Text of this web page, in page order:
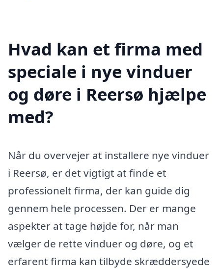
Hvad kan et firma med
speciale i nye vinduer
og døre i Reersø hjælpe
med?
Når du overvejer at installere nye vinduer
i Reersø, er det vigtigt at finde et
professionelt firma, der kan guide dig
gennem hele processen. Der er mange
aspekter at tage højde for, når man
vælger de rette vinduer og døre, og et
erfarent firma kan tilbyde skræddersyede